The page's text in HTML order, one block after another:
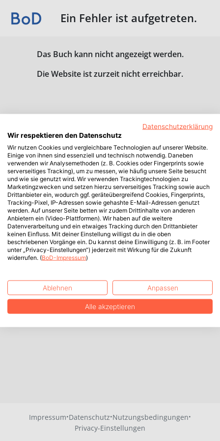
Ein Fehler ist aufgetreten.
Das Buch kann nicht angezeigt werden.
Die Website ist zurzeit nicht erreichbar.
Impressum·Datenschutz·Nutzungsbedingungen·
Privacy-Einstellungen
Datenschutzerklärung
Wir respektieren den Datenschutz
Wir nutzen Cookies und vergleichbare Technologien auf unserer Website.
Einige von ihnen sind essenziell und technisch notwendig. Daneben
verwenden wir Analysemethoden (z. B. Cookies oder Fingerprints sowie
serverseitiges Tracking), um zu messen, wie häufig unsere Seite besucht
und wie sie genutzt wird. Wir verwenden Trackingtechnologien zu
Marketingzwecken und setzen hierzu serverseitiges Tracking sowie auch
Drittanbieter ein, wodurch ggf. geräteübergreifend Cookies, Fingerprints,
Tracking-Pixel, IP-Adressen sowie gehashte E-Mail-Adressen genutzt
werden. Auf unserer Seite betten wir zudem Drittinhalte von anderen
Anbietern ein (Video-Plattformen). Wir haben auf die weitere
Datenverarbeitung und ein etwaiges Tracking durch den Drittanbieter
keinen Einfluss. Mit deiner Einstellung willigst du in die oben
beschriebenen Vorgänge ein. Du kannst deine Einwilligung (z. B. im Footer
unter „Privacy-Einstellungen“) jederzeit mit Wirkung für die Zukunft
widerrufen. (BoD-Impressum)
Ablehnen Anpassen
Alle akzeptieren